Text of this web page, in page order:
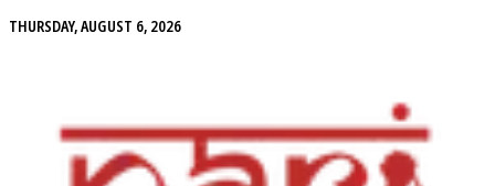
THURSDAY, AUGUST 6, 2026